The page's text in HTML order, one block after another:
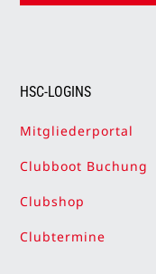
HSC-LOGINS
Mitgliederportal
Clubboot Buchung
Clubshop
Clubtermine